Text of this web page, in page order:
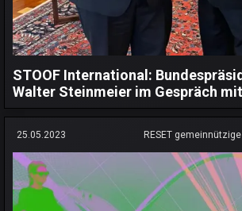
STOOF International:
Walter Steinmeier im Gespräch
25.05.2023 RESET